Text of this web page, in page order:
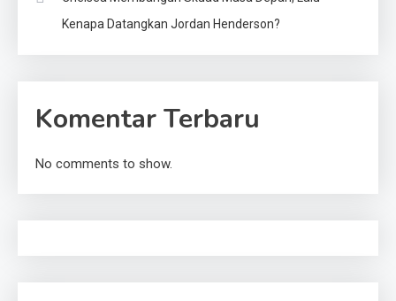
Kenapa Datangkan Jordan Henderson?
Komentar Terbaru
No comments to show.